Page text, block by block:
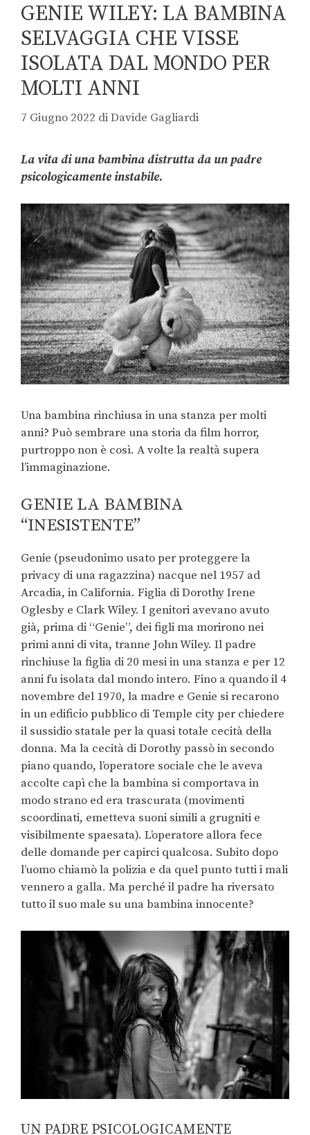
GENIE WILEY: LA BAMBINA
SELVAGGIA CHE VISSE
ISOLATA DAL MONDO PER
MOLTI ANNI
7 Giugno 2022 diDavide Gagliardi
La vita di una bambina distrutta da un padre
psicologicamente instabile.
Una bambina rinchiusa in una stanza per molti
anni? Può sembrare una storia da film horror,
purtroppo non è così. A volte la realtà supera
l’immaginazione.
GENIE LA BAMBINA
“INESISTENTE”
Genie (pseudonimo usato per proteggere la
privacy di una ragazzina) nacque nel 1957 ad
Arcadia, in California. Figlia di Dorothy Irene
Oglesby e Clark Wiley. I genitori avevano avuto
già, prima di “Genie”, dei figli ma morirono nei
primi anni di vita, tranne John Wiley. Il padre
rinchiuse la figlia di 20 mesi in una stanza e per 12
anni fu isolata dal mondo intero. Fino a quando il 4
novembre del 1970, la madre e Genie si recarono
in un edificio pubblico di Temple city per chiedere
il sussidio statale per la quasi totale cecità della
donna. Ma la cecità di Dorothy passò in secondo
piano quando, l’operatore sociale che le aveva
accolte capì che la bambina si comportava in
modo strano ed era trascurata (movimenti
scoordinati, emetteva suoni simili a grugniti e
visibilmente spaesata). L’operatore allora fece
delle domande per capirci qualcosa. Subito dopo
l’uomo chiamò la polizia e da quel punto tutti i mali
vennero a galla. Ma perché il padre ha riversato
tutto il suo male su una bambina innocente?
UN PADRE PSICOLOGICAMENTE